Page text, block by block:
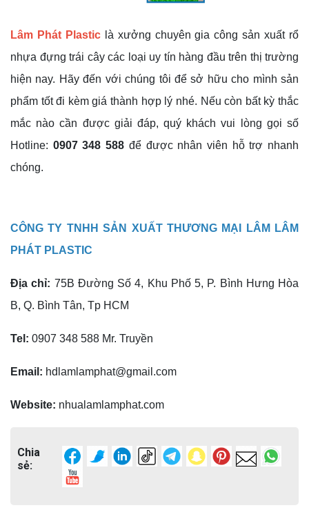
Lâm Phát Plasticlà xưởng chuyên gia công sản xuất rổ
nhựa đựng trái cây các loại uy tín hàng đầu trên thị trường
hiện nay. Hãy đến với chúng tôi để sở hữu cho mình sản
phẩm tốt đi kèm giá thành hợp lý nhé. Nếu còn bất kỳ thắc
mắc nào cần được giải đáp, quý khách vui lòng gọi số
Hotline: 0907 348 588 để được nhân viên hỗ trợ nhanh
chóng.
CÔNG TY TNHH SẢN XUẤT THƯƠNG MẠI LÂM LÂM
PHÁT PLASTIC
Địa chỉ: 75B Đường Số 4, Khu Phố 5, P. Bình Hưng Hòa
B, Q. Bình Tân, Tp HCM
Tel: 0907 348 588 Mr. Truyền
Email: hdlamlamphat@gmail.com
Website: nhualamlamphat.com
Chia
sẻ: